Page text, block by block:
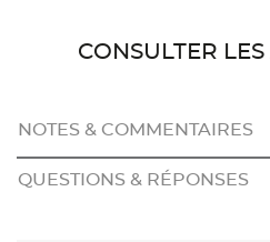
CONSULTER
NOTES & COMMENTAIRES
QUESTIONS & RÉPONSES